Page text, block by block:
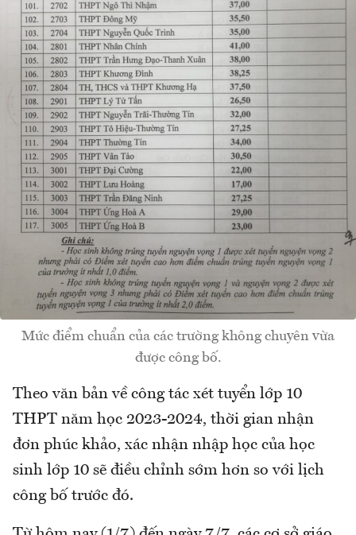
Mức điểm chuẩn của các trường không chuyên vừa
được công bố.
Theo văn bản về công tác xét tuyển lớp 10
THPT năm học 2023-2024, thời gian nhận
đơn phúc khảo, xác nhận nhập học của học
sinh lớp 10 sẽ điều chỉnh sớm hơn so với lịch
công bố trước đó.